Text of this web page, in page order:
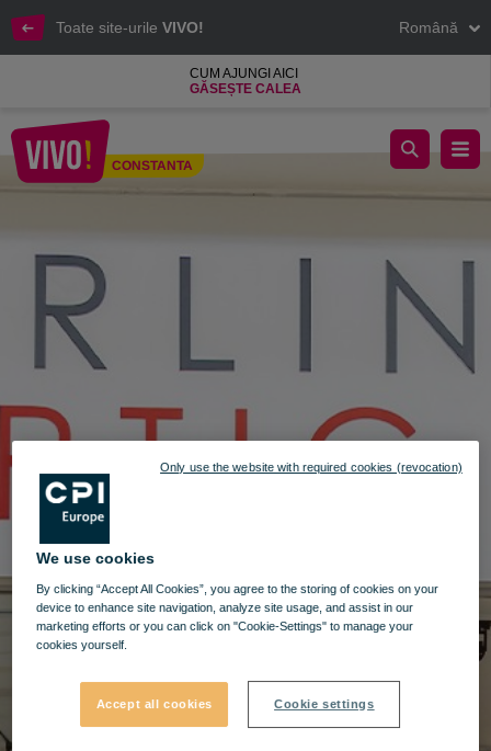
Toate site-urile VIVO! Română
CUM AJUNGI AICI
GĂSEȘTE CALEA
CONSTANTA
BERLIN OPTIC, clinoca oftalmologica completa
We use cookies
By clicking “Accept All Cookies”, you agree to the storing of cookies on your
device to enhance site navigation, analyze site usage, and assist in our
marketing efforts or you can click on "Cookie-Settings" to manage your
cookies yourself.
Accept all cookies Cookie settings
Only use the website with required cookies (revocation)